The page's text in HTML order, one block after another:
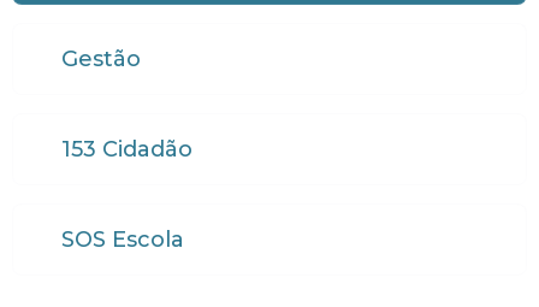
Gestão
153 Cidadão
SOS Escola